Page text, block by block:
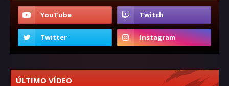
ÚLTIMO VÍDEO